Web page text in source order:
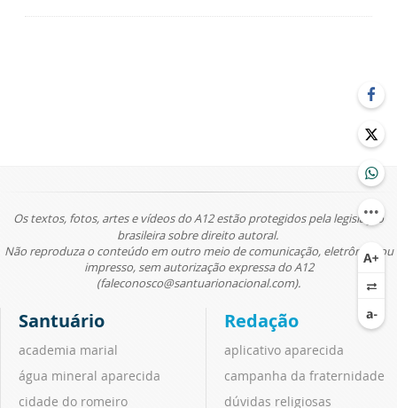
Os textos, fotos, artes e vídeos do A12 estão protegidos pela legislação
brasileira sobre direito autoral.
Não reproduza o conteúdo em outro meio de comunicação, eletrônico ou
impresso, sem autorização expressa do A12
(faleconosco@santuarionacional.com).
Santuário
academia marial
água mineral aparecida
cidade do romeiro
Redação
aplicativo aparecida
campanha da fraternidade
dúvidas religiosas